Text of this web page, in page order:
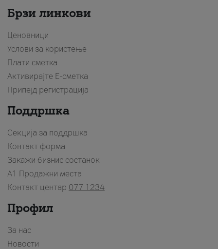
Брзи линкови
Ценовници
Услови за користење
Плати сметка
Активирајте Е-сметка
Припејд регистрација
Поддршка
Секција за поддршка
Контакт форма
Закажи бизнис состанок
A1 Продажни места
Контакт центар 077 1234
Профил
За нас
Новости